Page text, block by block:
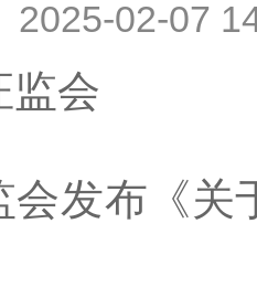
2025-02-07
监会
会发布《关